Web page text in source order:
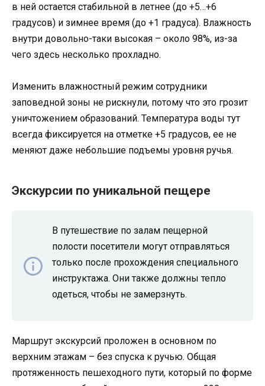
в ней остается стабильной в летнее (до +5…+6
градусов) и зимнее время (до +1 градуса). Влажность
внутри довольно-таки высокая – около 98%, из-за
чего здесь несколько прохладно.
Изменить влажностный режим сотрудники
заповедной зоны не рискнули, потому что это грозит
уничтожением образований. Температура воды тут
всегда фиксируется на отметке +5 градусов, ее не
меняют даже небольшие подъемы уровня ручья.
Экскурсии по уникальной пещере
В путешествие по залам пещерной
полости посетители могут отправляться
только после прохождения специального
инструктажа. Они также должны тепло
одеться, чтобы не замерзнуть.
Маршрут экскурсий проложен в основном по
верхним этажам – без спуска к ручью. Общая
протяженность пешеходного пути, который по форме